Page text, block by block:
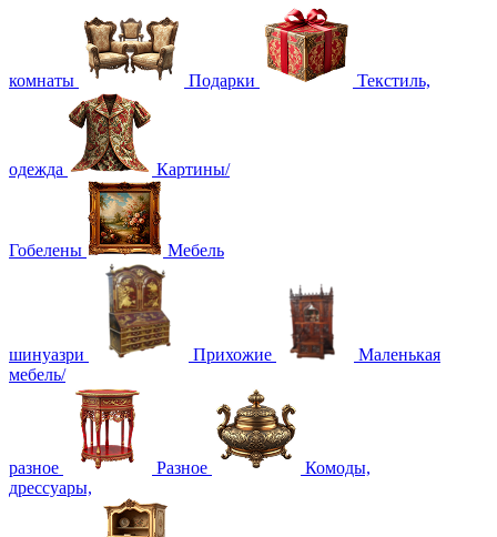
комнаты Подарки Текстиль,
одежда Картины/
Гобелены Мебель
шинуазри Прихожие
Маленькая
мебель/
разное Разное
Комоды,
дрессуары,